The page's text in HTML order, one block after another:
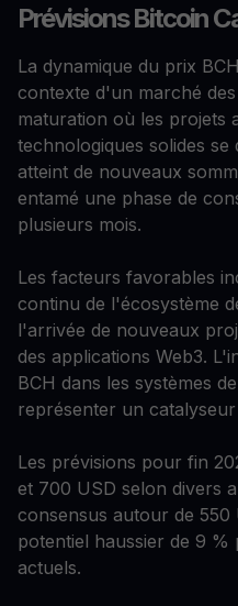
Prévisions Bitcoin
La dynamique du prix
contexte d'un marché
maturation où les projets
technologiques solides
atteint de nouveaux
entamé une phase de
plusieurs mois.
Les facteurs favorables
continu de l'écosystème
l'arrivée de nouveaux
des applications Web3.
BCH dans les systèmes
représenter un
Les prévisions pour fin
et 700 USD selon divers
consensus autour de
potentiel haussier de 9
actuels.